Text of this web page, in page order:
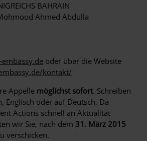
BAHRAIN
Ahmed Abdulla
oder über die Website
kontakt/
Appelle möglichst sofort. Schreiben
Englisch oder auf Deutsch. Da
Actions schnell an Aktualität
wir Sie, nach dem 31. März 2015
verschicken.